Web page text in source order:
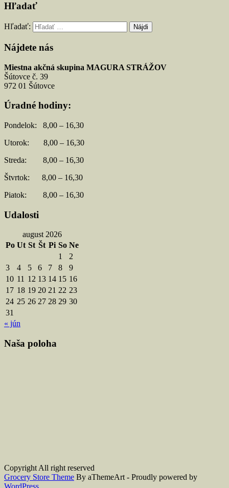
Hľadať
Hľadať:
Nájdete nás
Miestna akčná skupina MAGURA STRÁŽOV
Šútovce č. 39
972 01 Šútovce
Úradné hodiny:
Pondelok: 8,00 – 16,30
Utorok: 8,00 – 16,30
Streda: 8,00 – 16,30
Štvrtok: 8,00 – 16,30
Piatok: 8,00 – 16,30
Udalosti
august 2026
Po Ut St Št Pi So Ne
1
2
3
4 5 6 7 8
9
10 11 12 13 14 15 16
17 18 19 20 21 22 23
24 25 26 27 28 29 30
31
« jún
Naša poloha
Copyright All right reserved
Grocery Store Theme By aThemeArt - Proudly powered by
WordPress